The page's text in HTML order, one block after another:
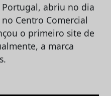
abriu no dia
Centro Comercial
o primeiro site de
a marca